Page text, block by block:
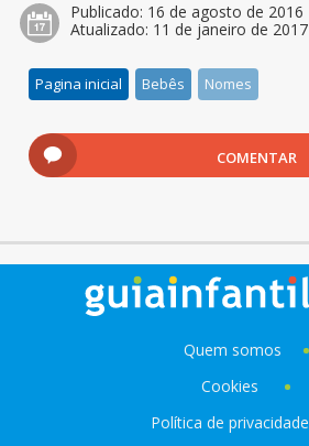
Publicado: 16 de agosto de 2016
Atualizado: 11 de janeiro de 2017
Pagina inicial Bebês Nomes
COMENTAR
Quem somos
Cookies
Política de privacidade